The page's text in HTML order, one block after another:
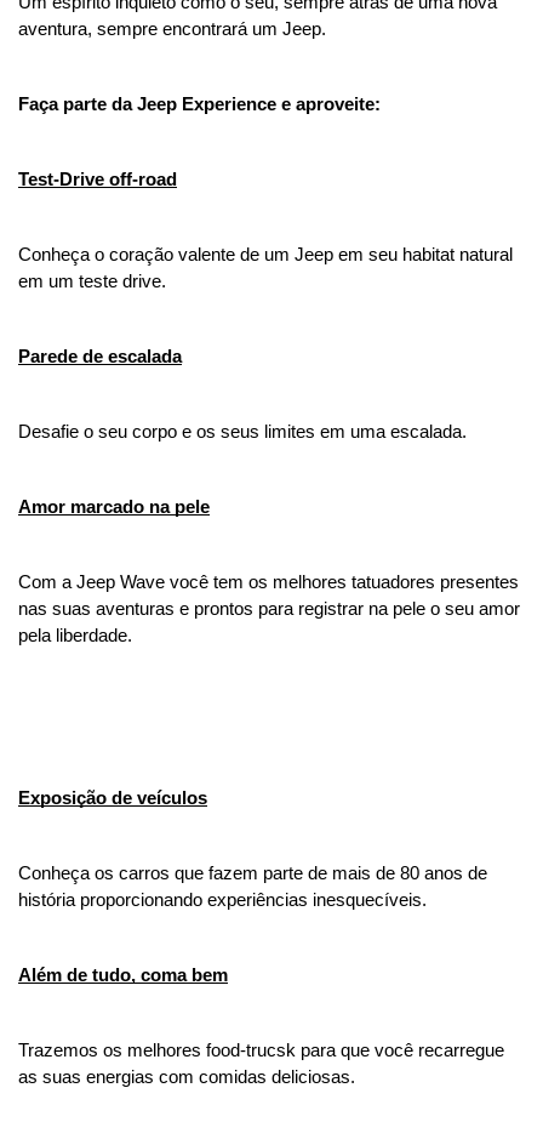
aventura, sempre encontrará um Jeep.
Faça parte da Jeep Experience e aproveite:
Test-Drive off-road
Conheça o coração valente de um Jeep em seu habitat natural
em um teste drive.
Parede de escalada
Desafie o seu corpo e os seus limites em uma escalada.
Amor marcado na pele
Com a Jeep Wave você tem os melhores tatuadores presentes
nas suas aventuras e prontos para registrar na pele o seu amor
pela liberdade.
Exposição de veículos
Conheça os carros que fazem parte de mais de 80 anos de
história proporcionando experiências inesquecíveis.
Além de tudo, coma bem
Trazemos os melhores food-trucsk para que você recarregue
as suas energias com comidas deliciosas.